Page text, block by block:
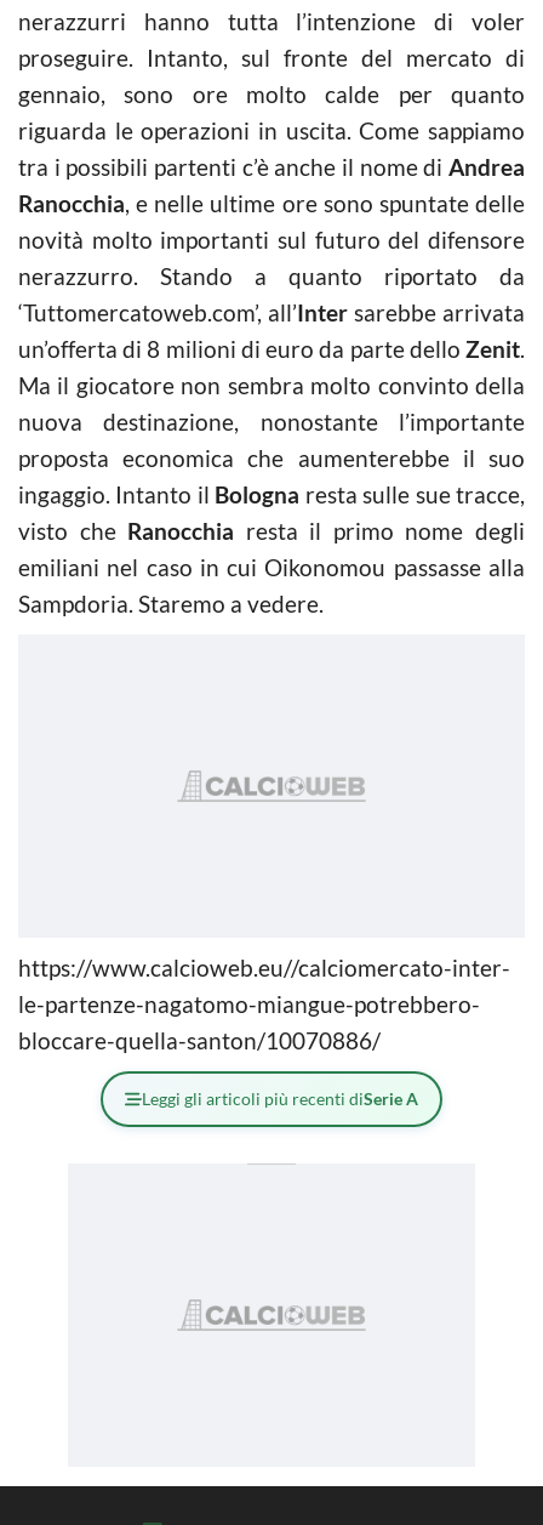
nerazzurri hanno tutta l’intenzione di voler
proseguire. Intanto, sul fronte del mercato di
gennaio, sono ore molto calde per quanto
riguarda le operazioni in uscita. Come sappiamo
tra i possibili partenti c’è anche il nome di Andrea
Ranocchia, e nelle ultime ore sono spuntate delle
novità molto importanti sul futuro del difensore
nerazzurro. Stando a quanto riportato da
‘Tuttomercatoweb.com’, all’Inter sarebbe arrivata
un’offerta di 8 milioni di euro da parte dello Zenit.
Ma il giocatore non sembra molto convinto della
nuova destinazione, nonostante l’importante
proposta economica che aumenterebbe il suo
ingaggio. Intanto il Bologna resta sulle sue tracce,
visto che Ranocchia resta il primo nome degli
emiliani nel caso in cui Oikonomou passasse alla
Sampdoria. Staremo a vedere.
https://www.calcioweb.eu//calciomercato-inter-
le-partenze-nagatomo-miangue-potrebbero-
bloccare-quella-santon/10070886/
Leggi gli articoli più recenti diSerie A